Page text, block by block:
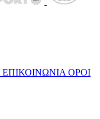
ΕΠΙΚΟΙΝΩΝΙΑ ΟΡΟΙ